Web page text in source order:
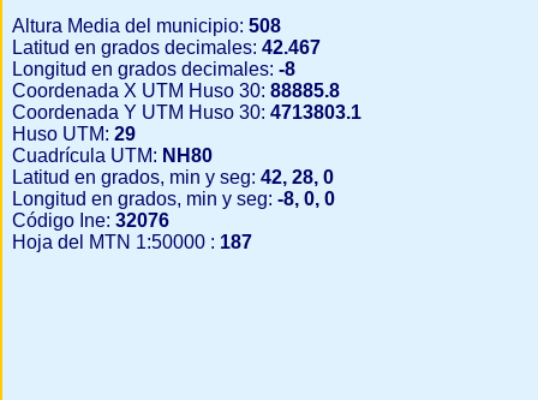
Altura Media del municipio: 508
Latitud en grados decimales: 42.467
Longitud en grados decimales: -8
Coordenada X UTM Huso 30: 88885.8
Coordenada Y UTM Huso 30: 4713803.1
Huso UTM: 29
Cuadrícula UTM: NH80
Latitud en grados, min y seg: 42, 28, 0
Longitud en grados, min y seg: -8, 0, 0
Código Ine: 32076
Hoja del MTN 1:50000 : 187